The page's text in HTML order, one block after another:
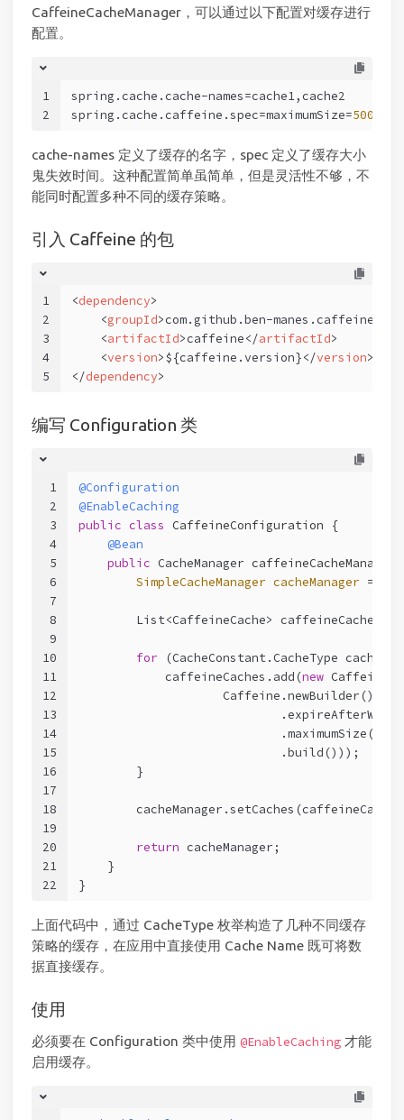
CaffeineCacheManager，可以通过以下配置对缓存进行
配置。
1
2
spring.cache.cache-names=cache1,cache2
spring.cache.caffeine.spec=maximumSize=500
cache-names 定义了缓存的名字，spec 定义了缓存大小
鬼失效时间。这种配置简单虽简单，但是灵活性不够，不
能同时配置多种不同的缓存策略。
引入 Caffeine 的包
1
2
3
4
5
<dependency>
<groupId>com.github.ben-manes.caffeine
<artifactId>caffeine</artifactId>
<version>${caffeine.version}</version>
</dependency>
编写 Configuration 类
1
2
3
4
5
6
7
8
9
10
11
12
13
14
15
16
17
18
19
20
21
22
@Configuration
@EnableCaching
public class CaffeineConfiguration {
@Bean
public CacheManager caffeineCacheManager
SimpleCacheManager cacheManager =
        List<CaffeineCache> caffeineCaches =
for (CacheConstant.CacheType
            caffeineCaches.add(
new
                    Caffeine.newBuilder()
                            .build()));
        }
return cacheManager;
    }
}
上面代码中，通过 CacheType 枚举构造了几种不同缓存
策略的缓存，在应用中直接使用 Cache Name 既可将数
据直接缓存。
使用
必须要在 Configuration 类中使用 @EnableCaching 才能
启用缓存。